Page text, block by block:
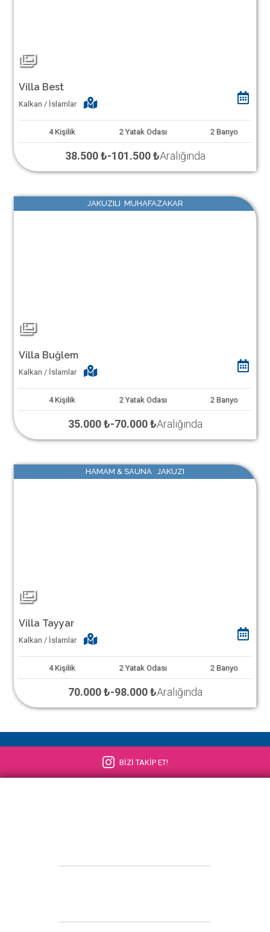
Villa Best
Kalkan / İslamlar
4 Kişilik 2 Yatak Odası 2 Banyo
38.500 ₺-101.500 ₺Aralığında
JAKUZILI MUHAFAZAKAR
Villa Buğlem
Kalkan / İslamlar
4 Kişilik 2 Yatak Odası 2 Banyo
35.000 ₺-70.000 ₺Aralığında
HAMAM & SAUNA JAKUZI
Villa Tayyar
Kalkan / İslamlar
4 Kişilik 2 Yatak Odası 2 Banyo
70.000 ₺-98.000 ₺Aralığında
BİZİ TAKİP ET!